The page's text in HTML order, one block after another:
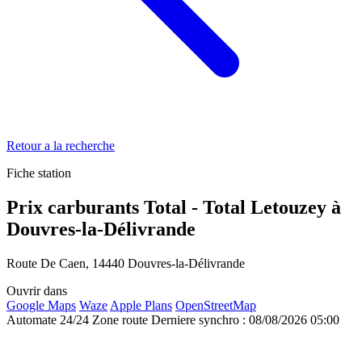
Retour a la recherche
Fiche station
Prix carburants Total - Total Letouzey à
Douvres-la-Délivrande
Route De Caen, 14440 Douvres-la-Délivrande
Ouvrir dans
Google Maps Waze Apple Plans OpenStreetMap
Automate 24/24 Zone route Derniere synchro : 08/08/2026 05:00